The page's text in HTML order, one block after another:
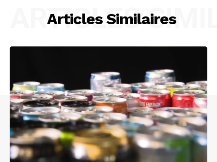
Articles Similaires
ARTICLES